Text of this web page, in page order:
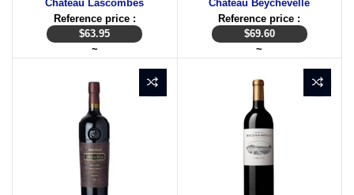
Château Lascombes
Reference price :
$63.95
~
Château Beychevelle
Reference price :
$69.60
~